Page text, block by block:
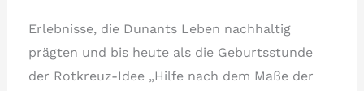
Erlebnisse, die Dunants Leben nachhaltig
prägten und bis heute als die Geburtsstunde
der Rotkreuz-Idee „Hilfe nach dem Maße der